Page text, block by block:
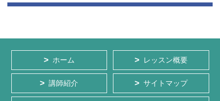
ホーム レッスン概要
講師紹介 サイトマップ